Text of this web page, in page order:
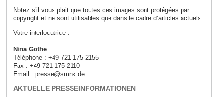
Notez s’il vous plait que toutes ces images sont protégées par
copyright et ne sont utilisables que dans le cadre d’articles actuels.
Votre interlocutrice :
Nina Gothe
Téléphone : +49 721 175-2155
Fax : +49 721 175-2110
Email : presse@smnk.de
AKTUELLE PRESSEINFORMATIONEN